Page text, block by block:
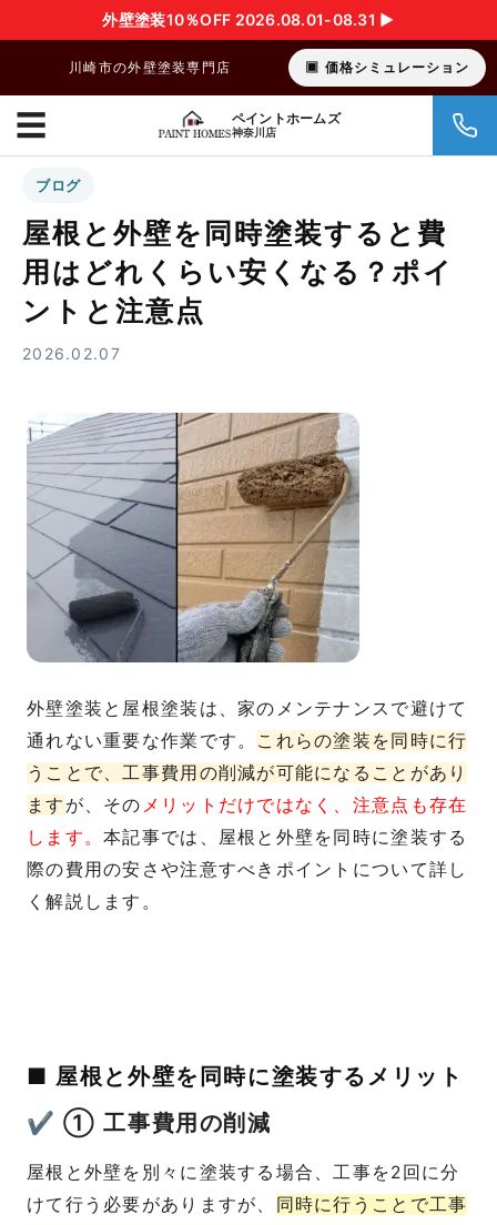
外壁塗装10％OFF 2026.08.01-08.31 ▶︎
川崎市の外壁塗装専門店 価格シミュレーション
ペイントホームズ
神奈川店
☰
ブログ
屋根と外壁を同時塗装すると費
用はどれくらい安くなる？ポイ
ントと注意点
2026.02.07
外壁塗装と屋根塗装は、家のメンテナンスで避けて
通れない重要な作業です。 これらの塗装を同時に行
うことで、工事費用の削減が可能になることがあり
ます が、その メリットだけではなく、注意点も存在
します。本記事では、屋根と外壁を同時に塗装する
際の費用の安さや注意すべきポイントについて詳し
く解説します。
■ 屋根と外壁を同時に塗装するメリット
✔ ① 工事費用の削減
屋根と外壁を別々に塗装する場合、工事を2回に分
けて行う必要がありますが、
同時に行うことで工事